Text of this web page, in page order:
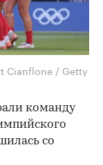
Cianflone / Getty
команду
со